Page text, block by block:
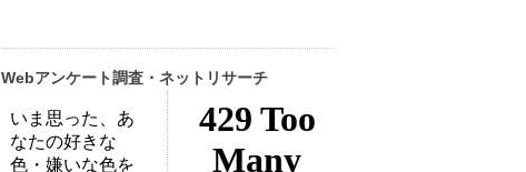
Webアンケート調査・ネットリサーチ